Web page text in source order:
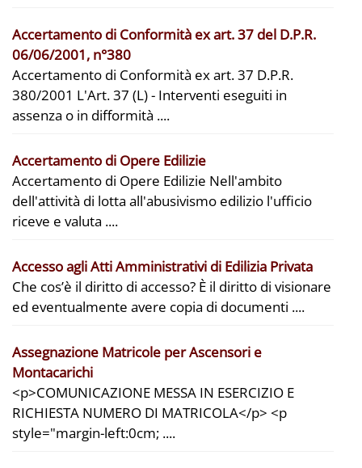
Accertamento di Conformità ex art. 37 del D.P.R.
06/06/2001, n°380
Accertamento di Conformità ex art. 37 D.P.R.
380/2001 L'Art. 37 (L) - Interventi eseguiti in
assenza o in difformità ....
Accertamento di Opere Edilizie
Accertamento di Opere Edilizie Nell'ambito
dell'attività di lotta all'abusivismo edilizio l'ufficio
riceve e valuta ....
Accesso agli Atti Amministrativi di Edilizia Privata
Che cos’è il diritto di accesso? È il diritto di visionare
ed eventualmente avere copia di documenti ....
Assegnazione Matricole per Ascensori e
Montacarichi
<p>COMUNICAZIONE MESSA IN ESERCIZIO E
RICHIESTA NUMERO DI MATRICOLA</p> <p
style="margin-left:0cm; ....